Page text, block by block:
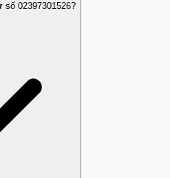
nhiều người báo cáo là số
số 02397301526?